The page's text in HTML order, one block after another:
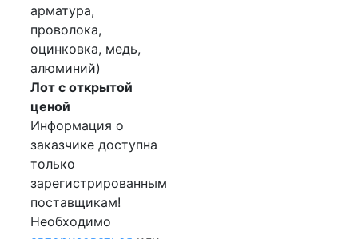
арматура,
проволока,
оцинковка, медь,
алюминий)
Лот с открытой
ценой
Информация о
заказчике доступна
только
зарегистрированным
поставщикам!
Необходимо